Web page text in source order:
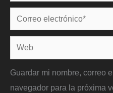
Correo
electrónico*
Web
Guardar mi nombre, correo
navegador para la próxima